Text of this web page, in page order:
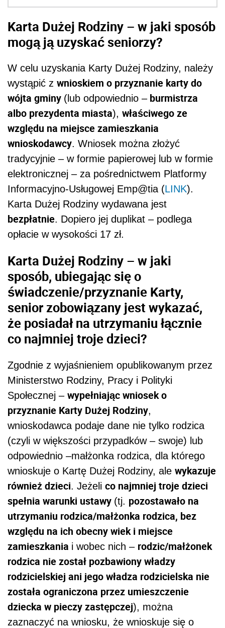
Karta Dużej Rodziny – w jaki sposób
mogą ją uzyskać seniorzy?
W celu uzyskania Karty Dużej Rodziny, należy
wystąpić z wnioskiem o przyznanie karty do
wójta gminy (lub odpowiednio –burmistrza
albo prezydenta miasta), właściwego ze
względu na miejsce zamieszkania
wnioskodawcy. Wniosek można złożyć
tradycyjnie – w formie papierowej lub w formie
elektronicznej – za pośrednictwem Platformy
Informacyjno-Usługowej Emp@tia (LINK).
Karta Dużej Rodziny wydawana jest
bezpłatnie. Dopiero jej duplikat – podlega
opłacie w wysokości 17 zł.
Karta Dużej Rodziny – w jaki
sposób, ubiegając się o
świadczenie/przyznanie Karty,
senior zobowiązany jest wykazać,
że posiadał na utrzymaniu łącznie
co najmniej troje dzieci?
Zgodnie z wyjaśnieniem opublikowanym przez
Ministerstwo Rodziny, Pracy i Polityki
Społecznej – wypełniając wniosek o
przyznanie Karty Dużej Rodziny,
wnioskodawca podaje dane nie tylko rodzica
(czyli w większości przypadków – swoje) lub
odpowiednio –małżonka rodzica, dla którego
wnioskuje o Kartę Dużej Rodziny, ale wykazuje
również dzieci. Jeżeli co najmniej troje dzieci
spełnia warunki ustawy (tj. pozostawało na
utrzymaniu rodzica/małżonka rodzica, bez
względu na ich obecny wiek i miejsce
zamieszkania i wobec nich – rodzic/małżonek
rodzica nie został pozbawiony władzy
rodzicielskiej ani jego władza rodzicielska nie
została ograniczona przez umieszczenie
dziecka w pieczy zastępczej), można
zaznaczyć na wniosku, że wnioskuje się o